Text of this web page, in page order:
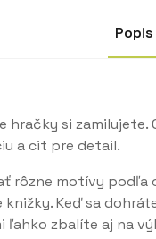
Popis
hračky si
a cit pre detail.
rôzne motívy
Keď sa
ľahko zbalíte aj na